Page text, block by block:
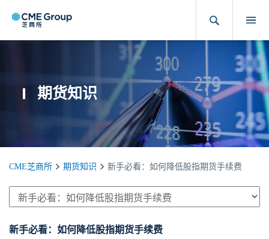
期货知识
CME芝商所 期货知识 新手必看：如何降低股指期货手续费
新手必看：如何降低股指期货手续费